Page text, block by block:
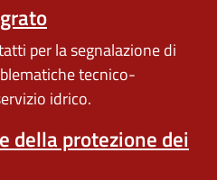
per la segnalazione di
tecnico-
idrico.
della protezione dei